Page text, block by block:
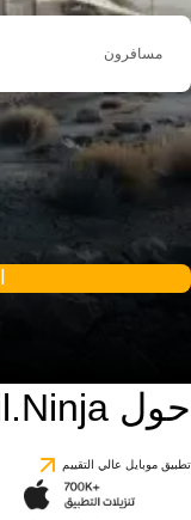
مسافرون
حول Rail.Ninja
تطبيق موبايل عالي التقييم